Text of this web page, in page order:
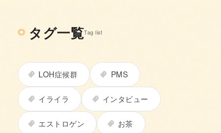
タグ一覧Tag list
LOH症候群 PMS
イライラ インタビュー
エストロゲン お茶